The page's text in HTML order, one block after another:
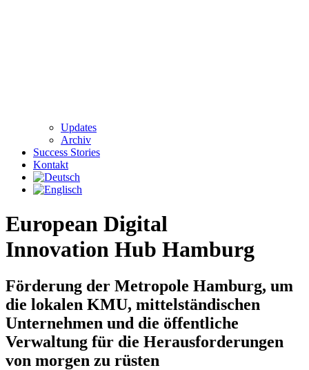
Updates
Archiv
Success Stories
Kontakt
European Digital
Innovation Hub Hamburg
Förderung der Metropole Hamburg, um
die lokalen KMU, mittelständischen
Unternehmen und die öffentliche
Verwaltung für die Herausforderungen
von morgen zu rüsten